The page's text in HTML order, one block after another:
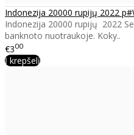
Indonezija 20000 rupijų 2022
Indonezija 20000 rupijų 2022
banknoto nuotraukoje. Koky..
€300
Į krepšelį